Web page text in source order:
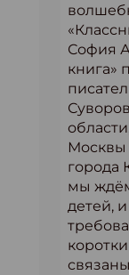
София
книга»
Москвы
города
мы
детей,